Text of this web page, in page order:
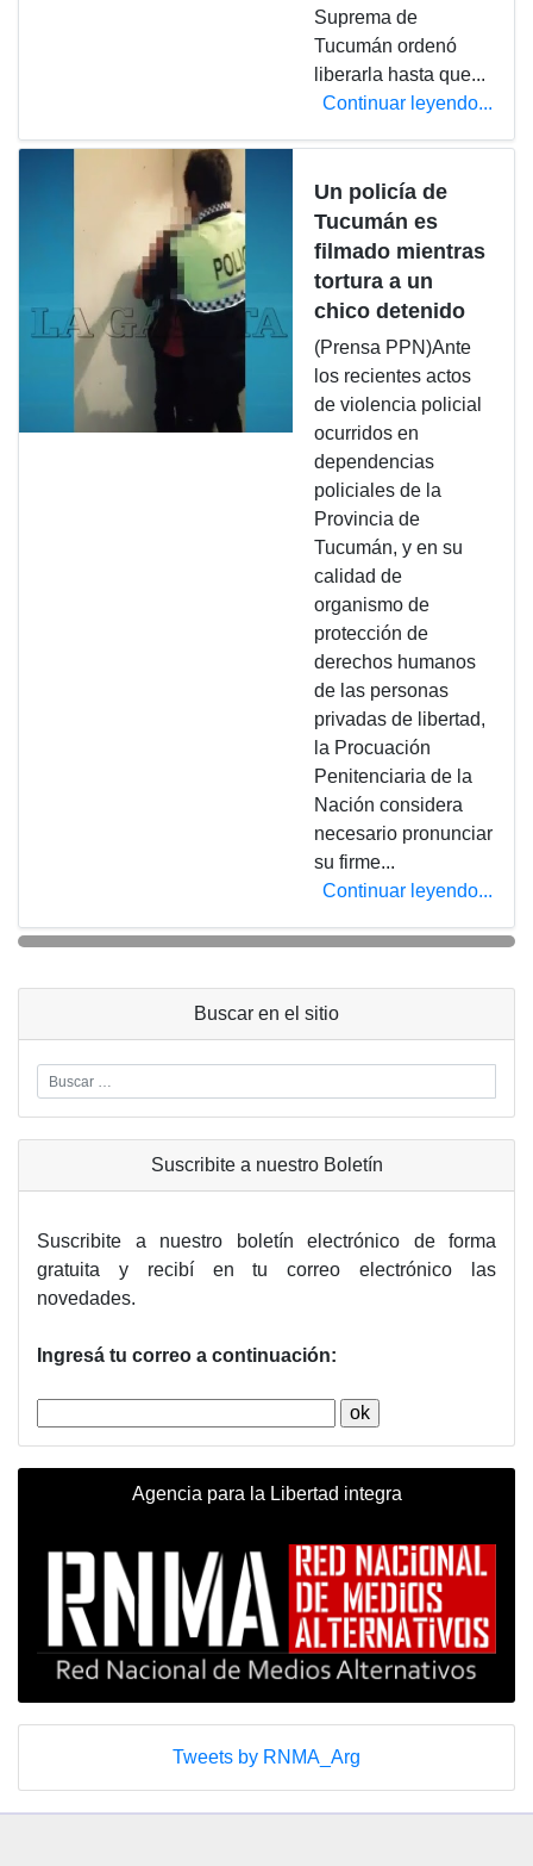
Suprema de
Tucumán ordenó
liberarla hasta que...
Continuar leyendo...
Un policía de
Tucumán es
filmado mientras
tortura a un
chico detenido
(Prensa PPN)Ante
los recientes actos
de violencia policial
ocurridos en
dependencias
policiales de la
Provincia de
Tucumán, y en su
calidad de
organismo de
protección de
derechos humanos
de las personas
privadas de libertad,
la Procuación
Penitenciaria de la
Nación considera
necesario pronunciar
su firme...
Continuar leyendo...
Buscar en el sitio
Suscribite a nuestro Boletín
Suscribite a nuestro boletín electrónico de forma
gratuita y recibí en tu correo electrónico las
novedades.
Ingresá tu correo a continuación:
Agencia para la Libertad integra
Tweets by RNMA_Arg